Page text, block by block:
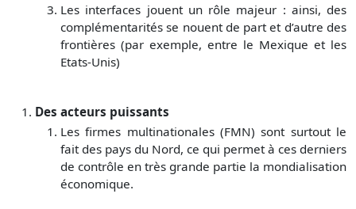
Les interfaces jouent un rôle majeur : ainsi, des
complémentarités se nouent de part et d’autre des
frontières (par exemple, entre le Mexique et les
Etats-Unis)
Des acteurs puissants
Les firmes multinationales (FMN) sont surtout le
fait des pays du Nord, ce qui permet à ces derniers
de contrôle en très grande partie la mondialisation
économique.